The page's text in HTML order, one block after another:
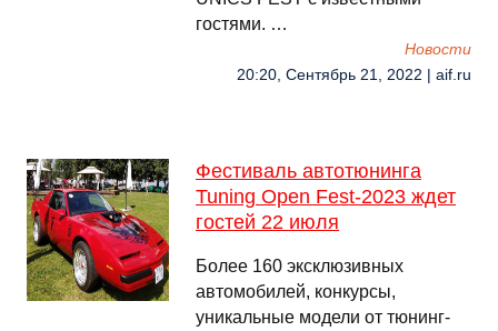
гостями. …
Новости
20:20, Сентябрь 21, 2022 | aif.ru
Фестиваль автотюнинга
Tuning Open Fest-2023 ждет
гостей 22 июля
Более 160 эксклюзивных
автомобилей, конкурсы,
уникальные модели от тюнинг-